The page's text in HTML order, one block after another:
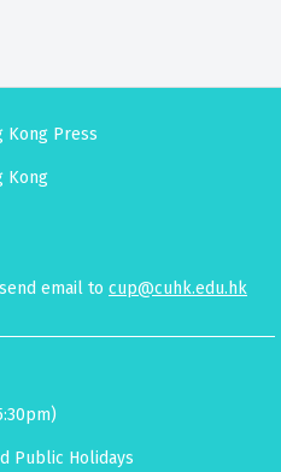
Kong Press
Kong
email to cup@cuhk.edu.hk
Public Holidays